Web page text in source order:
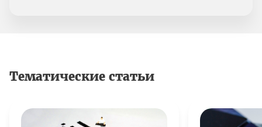
Тематические статьи